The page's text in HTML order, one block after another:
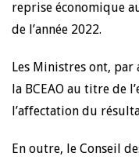
reprise économique
de l’année 2022.
Les Ministres ont,
la BCEAO au titre de
l’affectation du
En outre, le Conseil